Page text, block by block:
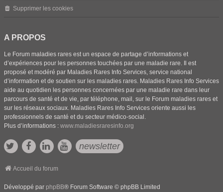
Supprimer les cookies
A PROPOS
Le Forum maladies rares est un espace de partage d’informations et
d’expériences pour les personnes touchées par une maladie rare. Il est
proposé et modéré par Maladies Rares Info Services, service national
d’information et de soutien sur les maladies rares. Maladies Rares Info Services
aide au quotidien les personnes concernées par une maladie rare dans leur
parcours de santé et de vie, par téléphone, mail, sur le Forum maladies rares et
sur les réseaux sociaux. Maladies Rares Info Services oriente aussi les
professionnels de santé et du secteur médico-social.
Plus d’informations : www.maladiesraresinfo.org
newsletter
Accueil du forum
Développé par phpBB® Forum Software © phpBB Limited